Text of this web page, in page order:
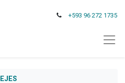
+593 96 272 1735
EJES